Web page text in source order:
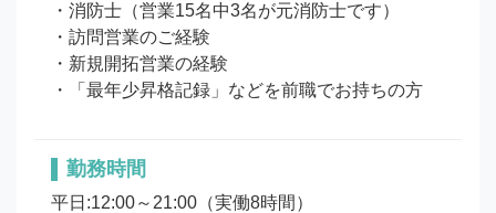
・消防士（営業15名中3名が元消防士です）
・訪問営業のご経験
・新規開拓営業の経験
・「最年少昇格記録」などを前職でお持ちの方
勤務時間
平日:12:00～21:00（実働8時間）